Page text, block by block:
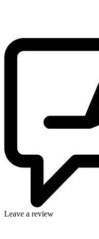
Leave a review